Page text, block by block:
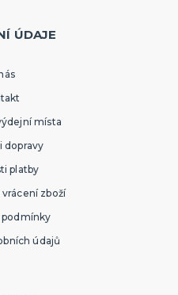
ÚDAJE
místa
dopravy
platby
zboží
údajů